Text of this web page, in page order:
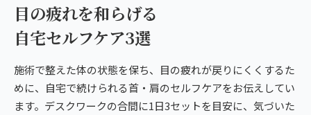
目の疲れを和らげる
自宅セルフケア3選
施術で整えた体の状態を保ち、目の疲れが戻りにくくするた
めに、自宅で続けられる首・肩のセルフケアをお伝えしてい
ます。デスクワークの合間に1日3セットを目安に、気づいた